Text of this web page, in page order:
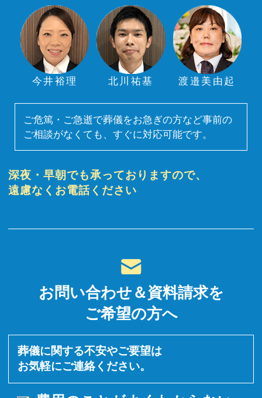
今井裕理 北川祐基 渡邉美由起
ご危篤・ご急逝で葬儀をお急ぎの方など事前の
ご相談がなくても、すぐに対応可能です。
深夜・早朝でも承っておりますので、
遠慮なくお電話ください
お問い合わせ＆資料請求を
ご希望の方へ
葬儀に関する不安やご要望は
お気軽にご連絡ください。